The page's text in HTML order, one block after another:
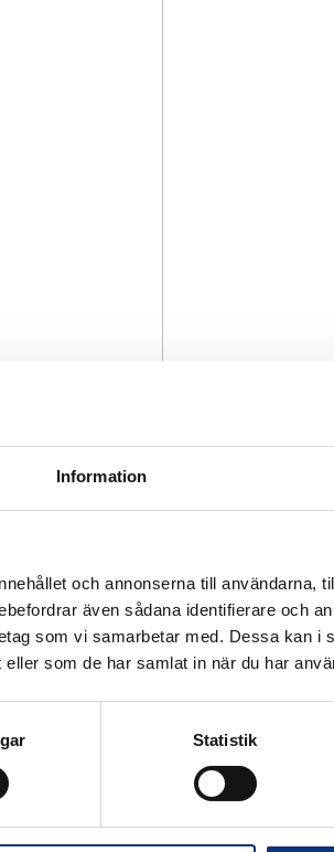
Information
och annonserna till användarna,
även sådana identifierare och
som vi samarbetar med. Dessa kan i
som de har samlat in när du har
Statistik